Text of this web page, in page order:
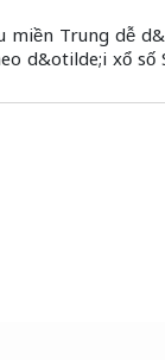
miền Trung dễ
d&otilde;i xổ số